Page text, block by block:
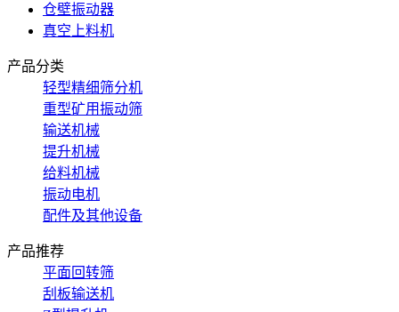
仓壁振动器
真空上料机
产品分类
轻型精细筛分机
重型矿用振动筛
输送机械
提升机械
给料机械
振动电机
配件及其他设备
产品推荐
平面回转筛
刮板输送机